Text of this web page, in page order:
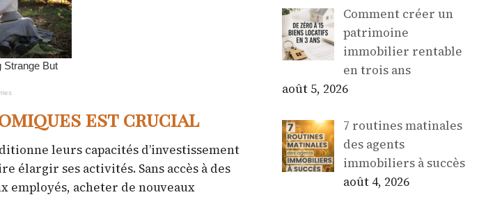
est crucial
leurs capacités d’investissement
élargir ses activités. Sans accès à des
employés, acheter de nouveaux
Comment créer un
patrimoine
immobilier rentable
en trois ans
août 5, 2026
7 routines matinales
des agents
immobiliers à succès
août 4, 2026